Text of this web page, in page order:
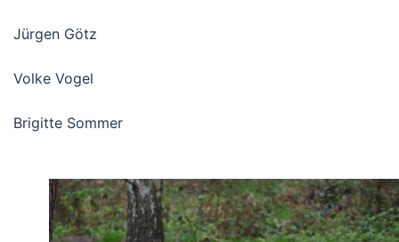
Jürgen Götz
Volke Vogel
Brigitte Sommer